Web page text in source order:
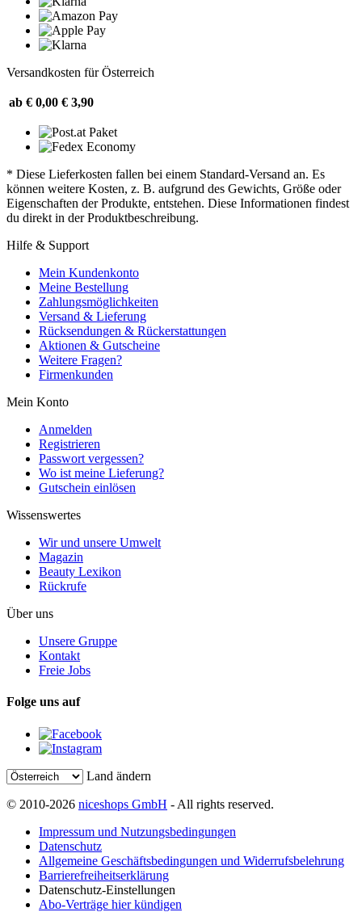
Versandkosten für Österreich
ab € 0,00 € 3,90
* Diese Lieferkosten fallen bei einem Standard-Versand an. Es
können weitere Kosten, z. B. aufgrund des Gewichts, Größe oder
Eigenschaften der Produkte, entstehen. Diese Informationen findest
du direkt in der Produktbeschreibung.
Hilfe & Support
Mein Kundenkonto
Meine Bestellung
Zahlungsmöglichkeiten
Versand & Lieferung
Rücksendungen & Rückerstattungen
Aktionen & Gutscheine
Weitere Fragen?
Firmenkunden
Mein Konto
Anmelden
Registrieren
Passwort vergessen?
Wo ist meine Lieferung?
Gutschein einlösen
Wissenswertes
Wir und unsere Umwelt
Magazin
Beauty Lexikon
Rückrufe
Über uns
Unsere Gruppe
Kontakt
Freie Jobs
Folge uns auf
Land ändern
© 2010-2026 niceshops GmbH - All rights reserved.
Impressum und Nutzungsbedingungen
Datenschutz
Allgemeine Geschäftsbedingungen und Widerrufsbelehrung
Barrierefreiheitserklärung
Datenschutz-Einstellungen
Abo-Verträge hier kündigen